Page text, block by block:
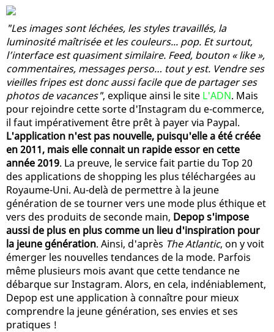
"Les images sont léchées, les styles travaillés, la
luminosité maîtrisée et les couleurs... pop. Et surtout,
l’interface est quasiment similaire. Feed, bouton « like »,
commentaires, messages perso… tout y est. Vendre ses
vieilles fripes est donc aussi facile que de partager ses
photos de vacances", explique ainsi le site L'ADN. Mais
pour rejoindre cette sorte d'Instagram du e-commerce,
il faut impérativement être prêt à payer via Paypal.
L'application n'est pas nouvelle, puisqu'elle a été créée
en 2011, mais elle connait un rapide essor en cette
année 2019. La preuve, le service fait partie du Top 20
des applications de shopping les plus téléchargées au
Royaume-Uni. Au-delà de permettre à la jeune
génération de se tourner vers une mode plus éthique et
vers des produits de seconde main, Depop s'impose
aussi de plus en plus comme un lieu d'inspiration pour
la jeune génération. Ainsi, d'après The Atlantic, on y voit
émerger les nouvelles tendances de la mode. Parfois
même plusieurs mois avant que cette tendance ne
débarque sur Instagram. Alors, en cela, indéniablement,
Depop est une application à connaître pour mieux
comprendre la jeune génération, ses envies et ses
pratiques !